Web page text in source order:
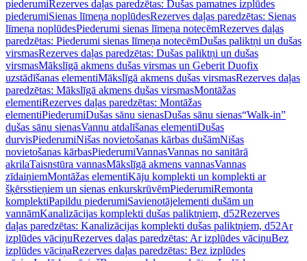
piederumiRezerves daļas paredzētas: Dušas pamatnes izplūdes
piederumiSienas līmeņa noplūdesRezerves daļas paredzētas: Sienas
līmeņa noplūdesPiederumi sienas līmeņa notecēmRezerves daļas
paredzētas: Piederumi sienas līmeņa notecēmDušas paliktņi un dušas
virsmasRezerves daļas paredzētas: Dušas paliktņi un dušas
virsmasMākslīgā akmens dušas virsmas un Geberit Duofix
uzstādīšanas elementiMākslīgā akmens dušas virsmasRezerves daļas
paredzētas: Mākslīgā akmens dušas virsmasMontāžas
elementiRezerves daļas paredzētas: Montāžas
elementiPiederumiDušas sānu sienasDušas sānu sienas“Walk-in”
dušas sānu sienasVannu atdalīšanas elementiDušas
durvisPiederumiNišas novietošanas kārbas dušāmNišas
novietošanas kārbasPiederumiVannasVannas no sanitārā
akrilaTaisnstūra vannasMākslīgā akmens vannasVannas
zīdaiņiemMontāžas elementiKāju komplekti un komplekti ar
šķērsstieņiem un sienas enkurskrūvēmPiederumiRemonta
komplektiPapildu piederumiSavienotājelementi dušām un
vannāmKanalizācijas komplekti dušas paliktņiem, d52Rezerves
daļas paredzētas: Kanalizācijas komplekti dušas paliktņiem, d52Ar
izplūdes vāciņuRezerves daļas paredzētas: Ar izplūdes vāciņuBez
izplūdes vāciņaRezerves daļas paredzētas: Bez izplūdes